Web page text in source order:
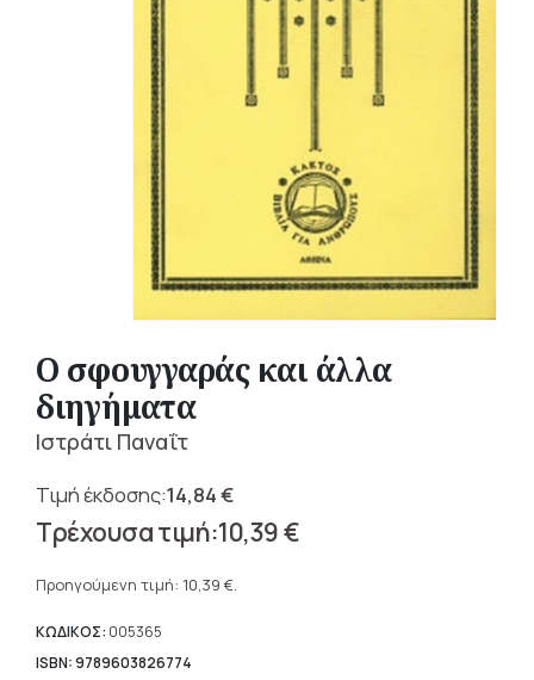
Ο σφουγγαράς και άλλα
διηγήματα
Ιστράτι Παναΐτ
14,84€
Original
price
14,84 €.
10,39€
τρέχουσα
είναι:
10,39 €.
Προηγούμενη τιμή: 10,39 €.
ΚΩΔΙΚΟΣ: 005365
ISBN: 9789603826774